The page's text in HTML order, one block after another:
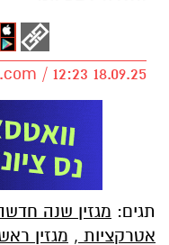
/ 12:23 18.09.25
תגים:
אטרקציות , מגזין